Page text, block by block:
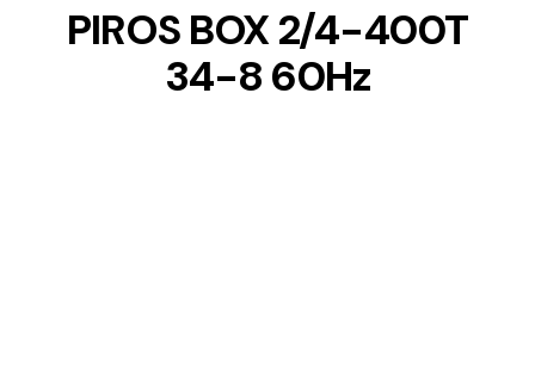
PIROS BOX 2/4-400T
34-8 60Hz